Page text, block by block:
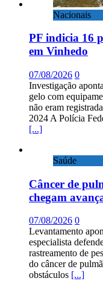
Nacionais
PF indicia 16
em Vinhedo
07/08/2026 0
Investigação
gelo com
não eram
2024 A Polícia
[...]
Saúde
Câncer de
chegam
07/08/2026 0
Levantamento
especialista
rastreamento de
do câncer de
obstáculos [...]